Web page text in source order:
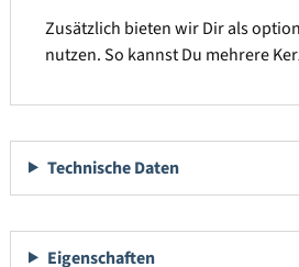
Zusätzlich bieten wir Dir als
nutzen. So kannst Du mehrere
Technische Daten
Eigenschaften